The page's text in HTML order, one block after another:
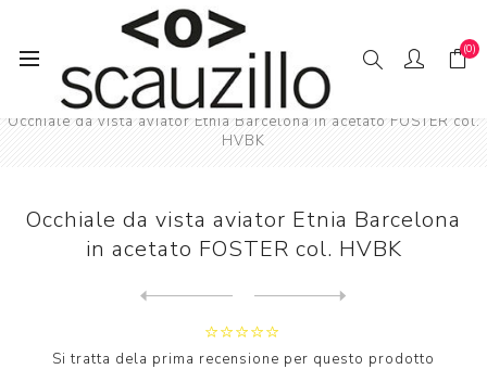
(0)
Pagina iniziale
VIS / TA
Occhiale da vista aviator Etnia Barcelona in acetato FOSTER col.
HVBK
Occhiale da vista aviator Etnia Barcelona
in acetato FOSTER col. HVBK
Si tratta dela prima recensione per questo prodotto